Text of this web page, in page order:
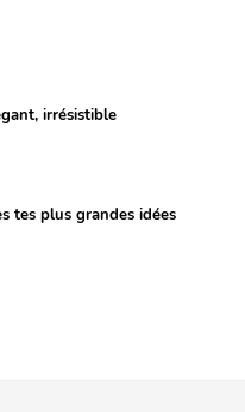
irrésistible
tes plus grandes idées